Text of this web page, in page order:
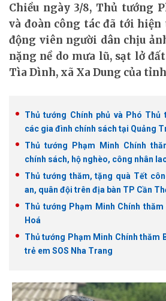
Chiều ngày 3/8, Thủ tướng
và đoàn công tác đã tới
động viên người dân chịu
nặng nề do mưa lũ, sạt lở
Tìa Dình, xã Xa Dung của
Thủ tướng Chính phủ và Phó Thủ
các gia đình chính sách tại Quảng
Thủ tướng Phạm Minh Chính
chính sách, hộ nghèo, công nhân
Thủ tướng thăm, tặng quà Tết
an, quân đội trên địa bàn TP Cần
Thủ tướng Phạm Minh Chính
Hoá
Thủ tướng Phạm Minh Chính thăm
trẻ em SOS Nha Trang